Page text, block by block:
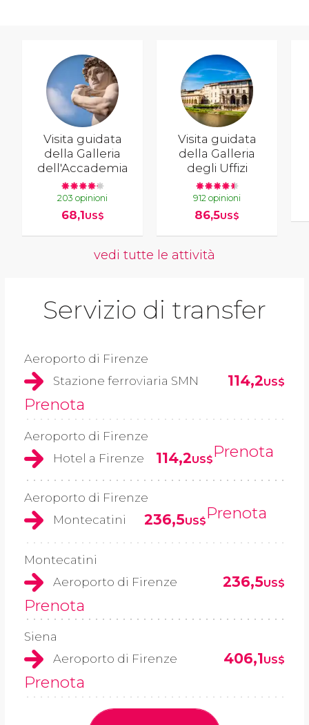
Visita guidata
della Galleria
dell'Accademia
203 opinioni
68,1US$
Visita guidata
della Galleria
degli Uffizi
912 opinioni
86,5US$
vedi tutte le attività
Servizio di transfer
Aeroporto di Firenze
Stazione ferroviaria SMN
114,2US$
Prenota
Aeroporto di Firenze
Hotel a Firenze
114,2US$Prenota
Aeroporto di Firenze
Montecatini
236,5US$Prenota
Montecatini
Aeroporto di Firenze
236,5US$
Prenota
Siena
Aeroporto di Firenze
406,1US$
Prenota